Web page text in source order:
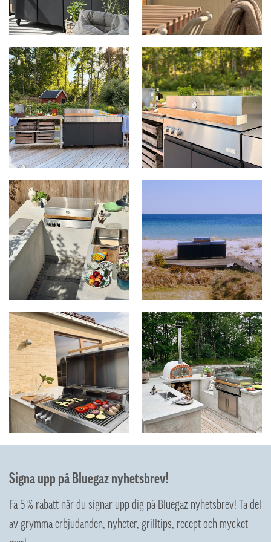
Signa upp på Bluegaz nyhetsbrev!
Få 5 % rabatt när du signar upp dig på Bluegaz nyhetsbrev! Ta del
av grymma erbjudanden, nyheter, grilltips, recept och mycket